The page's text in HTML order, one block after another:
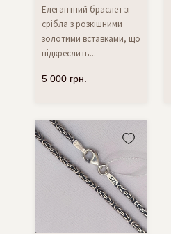
Елегантний браслет зі
срібла з розкішними
золотими вставками, що
підкреслить...
5 000 грн.